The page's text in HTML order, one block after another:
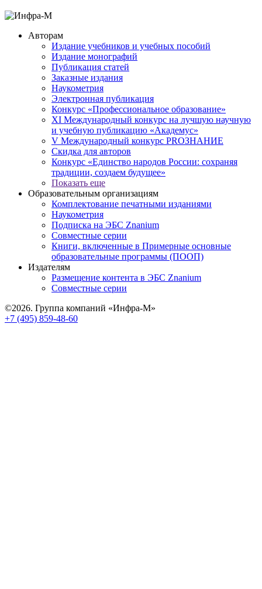
Авторам
Издание учебников и учебных пособий
Издание монографий
Публикация статей
Заказные издания
Наукометрия
Электронная публикация
Конкурс «Профессиональное образование»
XI Международный конкурс на лучшую научную
и учебную публикацию «Академус»
V Международный конкурс PROЗНАНИЕ
Скидка для авторов
Конкурс «Единство народов России: сохраняя
традиции, создаем будущее»
Показать еще
Образовательным организациям
Комплектование печатными изданиями
Наукометрия
Подписка на ЭБС Znanium
Совместные серии
Книги, включенные в Примерные основные
образовательные программы (ПООП)
Издателям
Размещение контента в ЭБС Znanium
Совместные серии
©2026. Группа компаний «Инфра-М»
+7 (495) 859-48-60